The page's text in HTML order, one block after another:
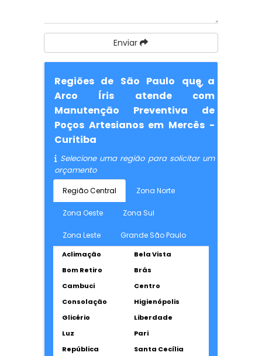
Enviar
Regiões de São Paulo que a
Arco Íris atende com
Manutenção Preventiva de
Poços Artesianos em Mercês -
Curitiba
Selecione uma região para solicitar um
orçamento
Região Central Zona Norte
Zona Oeste Zona Sul
Zona Leste Grande São Paulo
Aclimação
Bela Vista
Bom Retiro
Brás
Cambuci
Centro
Consolação
Higienópolis
Glicério
Liberdade
Luz
Pari
República
Santa Cecília